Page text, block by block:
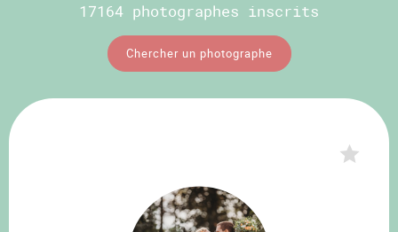
17164 photographes inscrits
Chercher un photographe